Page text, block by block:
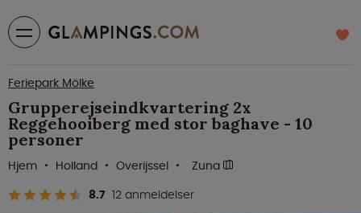
Feriepark Mölke
Grupperejseindkvartering 2x
Reggehooiberg med stor baghave - 10
personer
8.7 12 anmeldelser
Hjem Holland Overijssel Zuna